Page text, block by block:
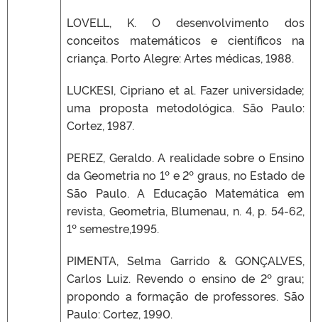
LOVELL, K. O desenvolvimento dos
conceitos matemáticos e científicos na
criança. Porto Alegre: Artes médicas, 1988.
LUCKESI, Cipriano et al. Fazer universidade;
uma proposta metodológica. São Paulo:
Cortez, 1987.
PEREZ, Geraldo. A realidade sobre o Ensino
da Geometria no 1º e 2º graus, no Estado de
São Paulo. A Educação Matemática em
revista, Geometria, Blumenau, n. 4, p. 54-62,
1º semestre,1995.
PIMENTA, Selma Garrido & GONÇALVES,
Carlos Luiz. Revendo o ensino de 2º grau;
propondo a formação de professores. São
Paulo: Cortez, 1990.